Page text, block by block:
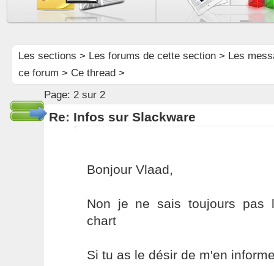
Les sections > Les forums de cette section> Les
ce forum > Ce thread >
Page: 2 sur 2
Re: Infos sur Slackware
Bonjour Vlaad,
Non je ne sais toujours pas
chart
Si tu as le désir de m'en